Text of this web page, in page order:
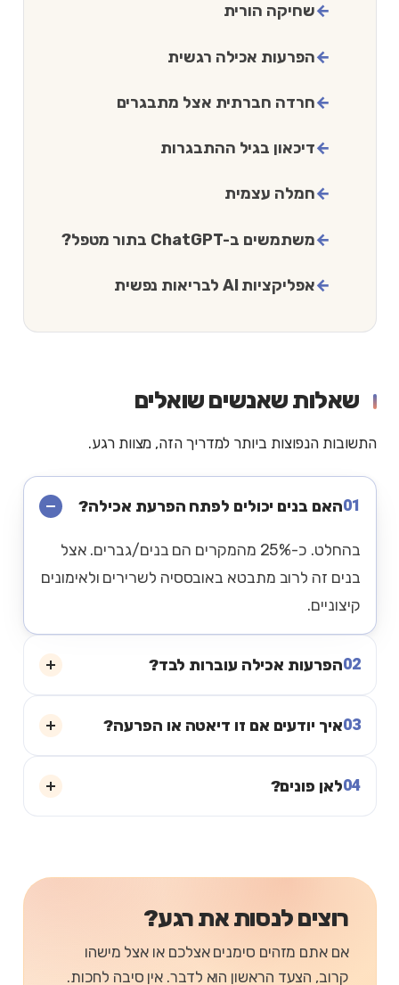
שחיקה הורית
הפרעות אכילה רגשית
חרדה חברתית אצל מתבגרים
דיכאון בגיל ההתבגרות
חמלה עצמית
משתמשים ב-ChatGPT בתור מטפל?
אפליקציות AI לבריאות נפשית
שאלות שאנשים שואלים
התשובות הנפוצות ביותר למדריך הזה, מצוות רגע.
01האם בנים יכולים לפתח הפרעת אכילה?
בהחלט. כ-25% מהמקרים הם בנים/גברים. אצל
בנים זה לרוב מתבטא באובססיה לשרירים ולאימונים
קיצוניים.
02הפרעות אכילה עוברות לבד?
03איך יודעים אם זו דיאטה או הפרעה?
04לאן פונים?
רוצים לנסות את רגע?
אם אתם מזהים סימנים אצלכם או אצל מישהו
קרוב, הצעד הראשון הוא לדבר. אין סיבה לחכות.